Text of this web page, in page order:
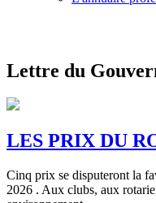
Lettre du
LES PRIX DU
Cinq prix se disputeront la
2026 . Aux clubs, aux